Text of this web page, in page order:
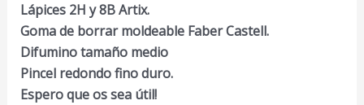
Lápices 2H y 8B Artix.
Goma de borrar moldeable Faber Castell.
Difumino tamaño medio
Pincel redondo fino duro.
Espero que os sea útil!